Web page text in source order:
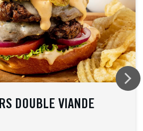
DOUBLE VIANDE